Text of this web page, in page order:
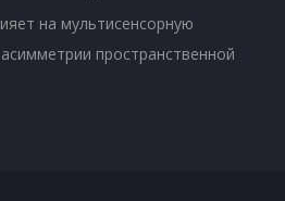
на мультисенсорную
пространственной